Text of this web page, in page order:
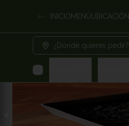
INICIOMENÚUBICACIÓN
¿Dónde quieres pedir?